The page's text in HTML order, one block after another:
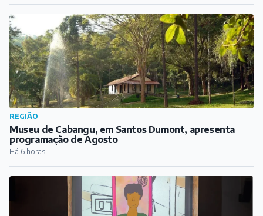
REGIÃO
Museu de Cabangu, em Santos Dumont, apresenta
programação de Agosto
Há 6 horas